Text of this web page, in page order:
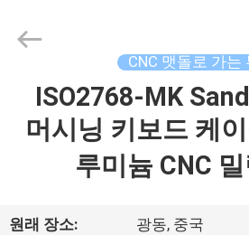
2021
Technology
CNC 맷돌로 가는
ISO2768-MK
머시닝 키보드 케
루미늄 CNC
원래 장소: 광동, 중국